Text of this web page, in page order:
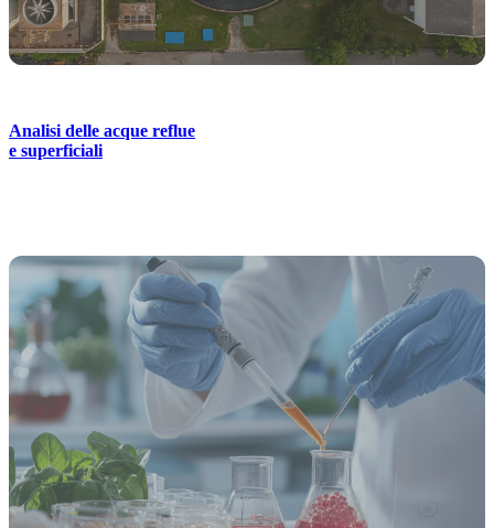
Analisi delle acque reflue
e superficiali